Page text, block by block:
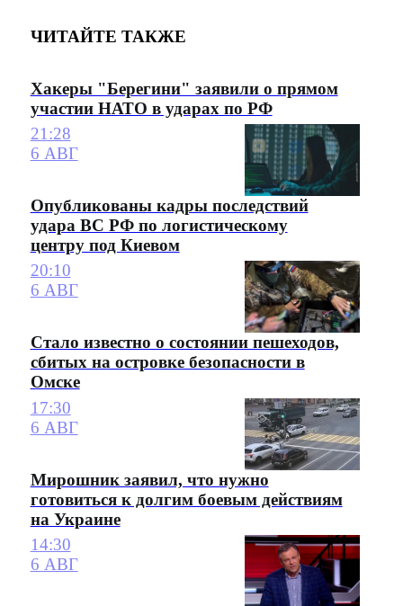
ЧИТАЙТЕ ТАКЖЕ
Хакеры "Берегини" заявили о прямом
участии НАТО в ударах по РФ
21:28
6 АВГ
Опубликованы кадры последствий
удара ВС РФ по логистическому
центру под Киевом
20:10
6 АВГ
Стало известно о состоянии пешеходов,
сбитых на островке безопасности в
Омске
17:30
6 АВГ
Мирошник заявил, что нужно
готовиться к долгим боевым действиям
на Украине
14:30
6 АВГ